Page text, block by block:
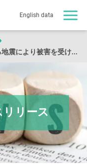
English data
4月27日発生の十勝地方南部を震源とする地震により被害を受けられました皆様へ
リリース